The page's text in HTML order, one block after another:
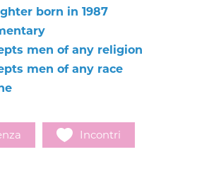
born in 1987
men of any religion
men of any race
Incontri